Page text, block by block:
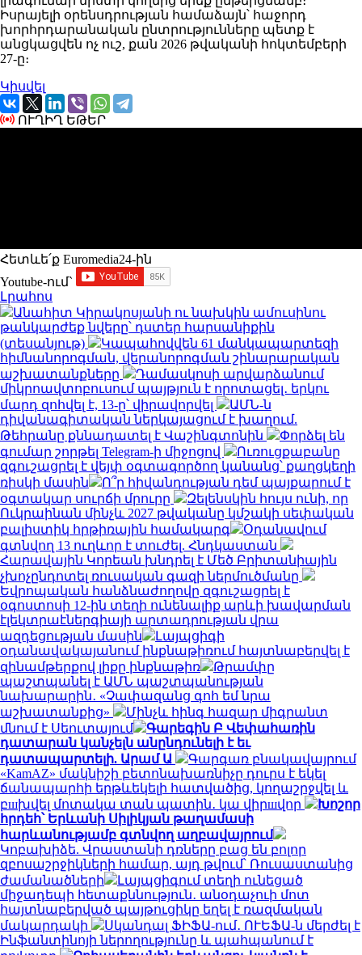
Իսրայելի օրենսդրության համաձայն՝ հաջորդ
խորհրդարանական ընտրությունները պետք է
անցկացվեն ոչ ուշ, քան 2026 թվականի հոկտեմբերի
27-ը։
Կիսվել
ՈՒՂԻՂ ԵԹԵՐ
Հետևե՛ք Euromedia24-ին
Youtube-ում`
Լրահոս
Անահիտ Կիրակոսյանի ու նախկին ամուսինու
թանկարժեք նվերը՝ դստեր հարսանիքին
(տեսանյութ)
Կապահովվեն 61 մանկապարտեզի
հիմնանորոգման, վերանորոգման շինարարական
աշխատանքները
Դամասկոսի արվարձանում
միկրոավտոբուսում պայթյուն է որոտացել․ երկու
մարդ զոհվել է, 13-ը՝ վիրավորվել
ԱՄՆ-ն
դիվանագիտական ներկայացում է խաղում.
Թեհրանը քննադատել է Վաշինգտոնին
Փորձել են
գումար շորթել Telegram-ի միջոցով
Ուռուցքաբանը
զգուշացրել է վեյփ օգտագործող կանանց՝ քաղցկեղի
ռիսկի մասին
Ո՞ր հիվանդության դեմ պայքարում է
օգտակար սուրճի մրուրը
Զելենսկին հույս ունի, որ
Ուկրաինան մինչև 2027 թվականը կմշակի սեփական
բալիստիկ հրթիռային համակարգ
Օդանավում
գտնվող 13 ուղևոր է տուժել. Հնդկաստան
Հարավային Կորեան խնդրել է Մեծ Բրիտանիային
չխոչընդոտել ռուսական գազի ներմուծմանը
Եվրոպական հանձնաժողովը զգուշացրել է
օգոստոսի 12-ին տեղի ունենալիք արևի խավարման
էլեկտրաէներգիայի արտադրության վրա
ազդեցության մասին
Լայպցիգի
օդանավակայանում ինքնաթիռում հայտնաբերվել է
զինամթերքով լիքը ինքնաթիռ
Թրամփը
պաշտպանել է ԱՄՆ պաշտպանության
նախարարին․ «Չափազանց գոհ եմ նրա
աշխատանքից»
Մինչև հինգ հազար միգրանտ
մնում է Սեուտայում
Գարեգին Բ Վեփահառին
դատարան կանչելն անընդունելի է եւ
դատապարտելի. Արամ Ա
Գարգառ բնակավայրում
«KamAZ» մակնիշի բետոնախառնիչը դուրս է եկել
ճանապարհի երթևեկելի հատվածից, կողաշրջվել և
բшխվել մոտակա տան պատին․ կա վիրшվոր
Խոշոր
հրդեհ՝ Երևանի Սիլիկյան թաղամասի
հարևանությամբ գտնվող աղբավայրում
Կոբախիձե. Վրաստանի դռները բաց են բոլոր
զբոսաշրջիկների համար, այդ թվում՝ Ռուսաստանից
ժամանածների
Լայպցիգում տեղի ունեցած
միջադեպի հետաքննություն․ անօդաչուի մոտ
հայտնաբերված պայթուցիկը եղել է ռազմական
մակարդակի
Սկանդալ ՖԻՖԱ-ում․ ՈՒԵՖԱ-ն մերժել է
Ինֆանտինոյի ներողությունը և պահպանում է